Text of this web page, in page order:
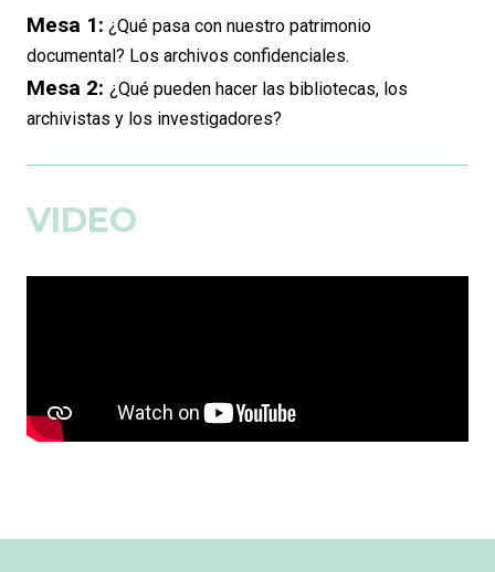
Mesa 1: ¿Qué pasa con nuestro patrimonio
documental? Los archivos confidenciales.
Mesa 2: ¿Qué pueden hacer las bibliotecas, los
archivistas y los investigadores?
VIDEO